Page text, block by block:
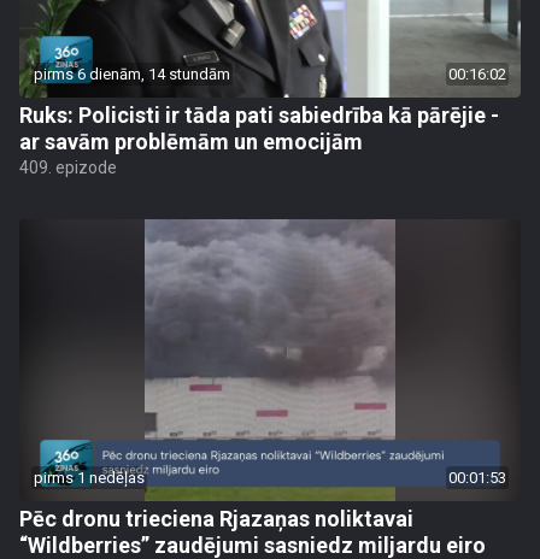
pirms 6 dienām, 14 stundām 00:16:02
Ruks: Policisti ir tāda pati sabiedrība kā pārējie -
ar savām problēmām un emocijām
409. epizode
pirms 1 nedēļas 00:01:53
Pēc dronu trieciena Rjazaņas noliktavai
“Wildberries” zaudējumi sasniedz miljardu eiro